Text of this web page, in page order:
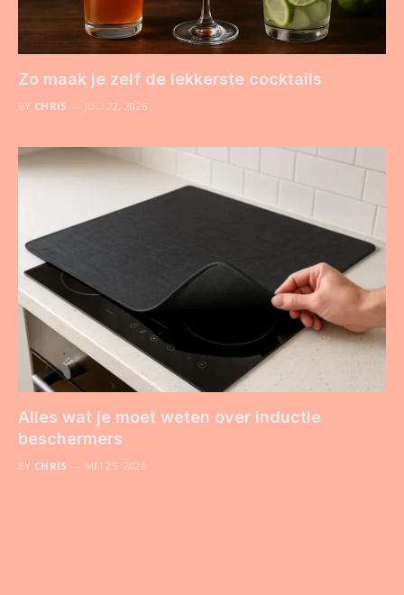
Zo maak je zelf de lekkerste cocktails
BY CHRIS JULI 22, 2026
Alles wat je moet weten over inductie
beschermers
BY CHRIS MEI 25, 2026